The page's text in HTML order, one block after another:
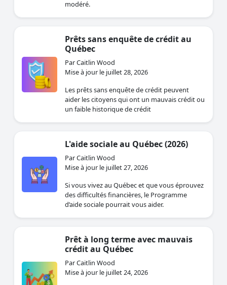
modéré.
Prêts sans enquête de crédit au
Québec
Par Caitlin Wood
Mise à jour le juillet 28, 2026
Les prêts sans enquête de crédit peuvent
aider les citoyens qui ont un mauvais crédit ou
un faible historique de crédit
L'aide sociale au Québec (2026)
Par Caitlin Wood
Mise à jour le juillet 27, 2026
Si vous vivez au Québec et que vous éprouvez
des difficultés financières, le Programme
d’aide sociale pourrait vous aider.
Prêt à long terme avec mauvais
crédit au Québec
Par Caitlin Wood
Mise à jour le juillet 24, 2026